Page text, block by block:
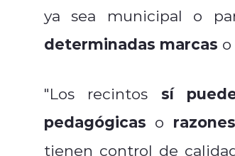
ya sea municipal o
determinadas marcas o
"Los recintos sí
pedagógicas o
tienen control de